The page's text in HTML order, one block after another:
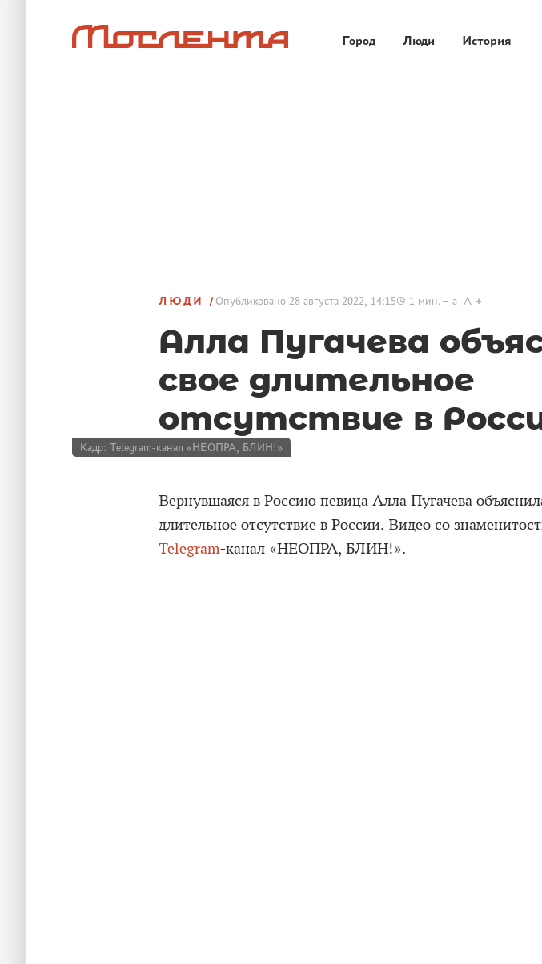
Город Люди История
ЛЮДИ Опубликовано 28 августа 2022, 14:15 1 мин. a A
Алла Пугачева
свое длительное
отсутствие в
Кадр: Telegram-канал «НЕОПРА, БЛИН!»
Вернувшаяся в Россию певица Алла Пугачева
длительное отсутствие в России. Видео со
Telegram-канал «НЕОПРА, БЛИН!».